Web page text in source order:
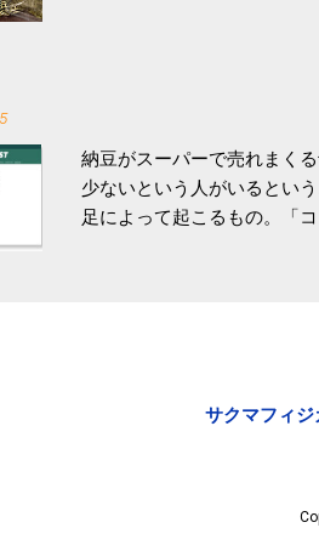
税になるということもあっ
納豆がスーパーで売れまく
少ないという人がいるとい
足によって起こるもの。「
いためには、食生活で「コ
豆」！ 1日1パックでコン
味しい食べかた」は、 ・賞
目安が30回～40回程度。
り一層引き立つそうです。
給 | セルフドクターニュー
サクマフィ